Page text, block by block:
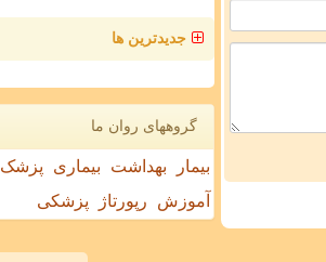
جدیدترین ها
گروههای روان ما
بیمار بهداشت بیماری پزشک
آموزش
رپورتاژ پزشکی